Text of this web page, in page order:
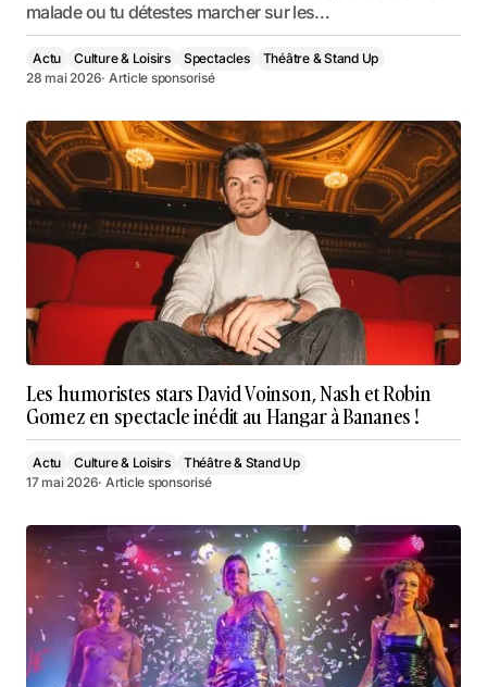
malade ou tu détestes marcher sur les…
Actu Culture & Loisirs Spectacles
Théâtre & Stand Up
28 mai 2026· Article sponsorisé
Les humoristes stars David Voinson, Nash et Robin
Gomez en spectacle inédit au Hangar à Bananes !
Actu Culture & Loisirs
Théâtre & Stand Up
17 mai 2026· Article sponsorisé